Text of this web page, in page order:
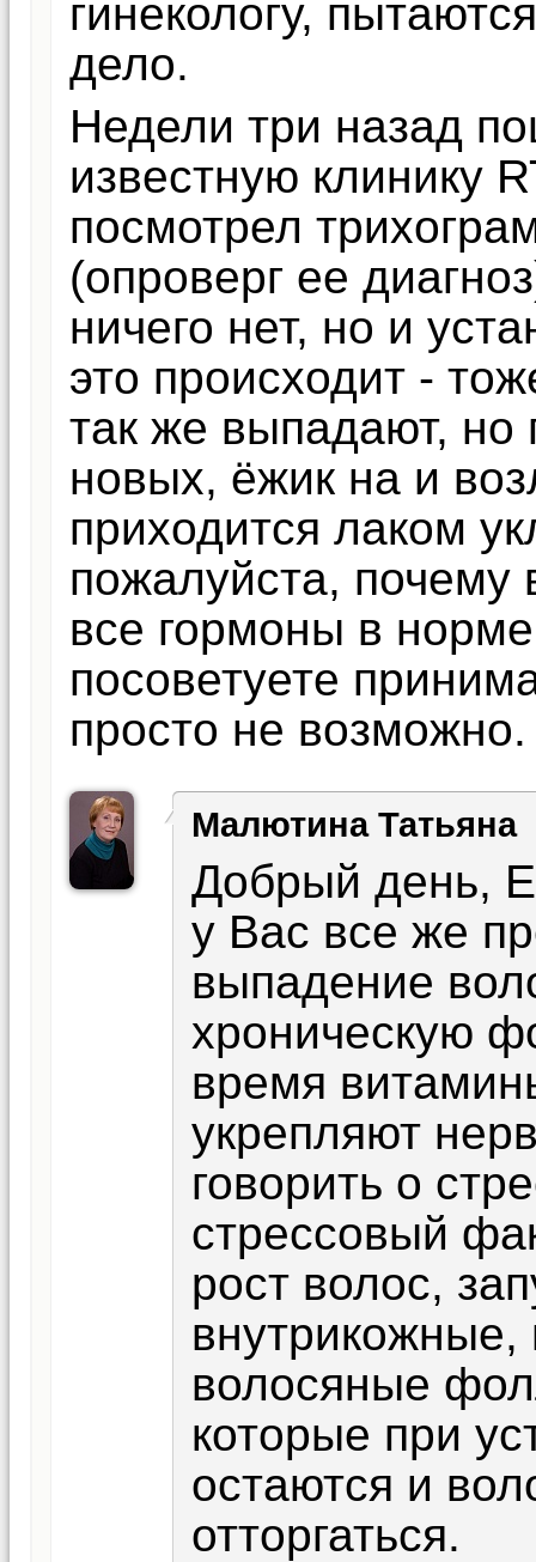
гинекологу,
дело.
Недели три назад
известную клинику
посмотрел
(опроверг ее
ничего нет, но и
это происходит -
так же выпадают, но
новых, ёжик на и
приходится лаком
пожалуйста,
все гормоны в
посоветуете
просто не
Малютина Татьяна
Добрый день,
у Вас все же
выпадение
хроническую
время
укрепляют
говорить о
стрессовый
рост волос,
волосяные
которые при
остаются и
отторгаться.